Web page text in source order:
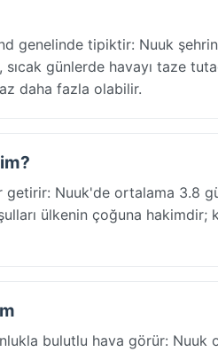
genelinde tipiktir: Nuuk
günlerde havayı taze
daha fazla olabilir.
Nuuk'de ortalama 3.8
ülkenin çoğuna
bulutlu hava görür: